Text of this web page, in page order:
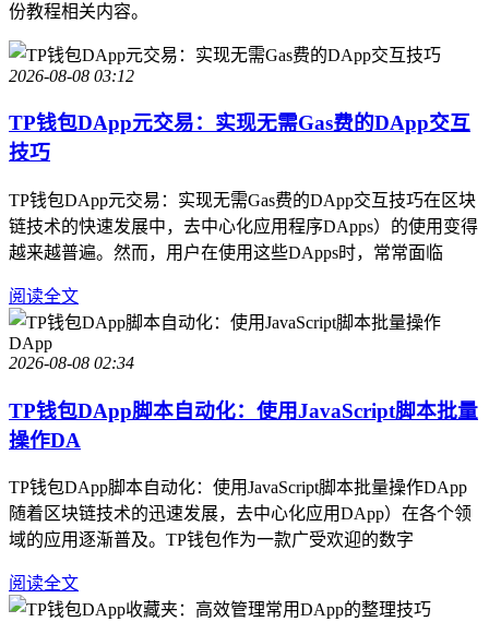
份教程相关内容。
2026-08-08 03:12
TP钱包DApp元交易：实现无需Gas费的DApp交互
技巧
TP钱包DApp元交易：实现无需Gas费的DApp交互技巧在区块
链技术的快速发展中，去中心化应用程序DApps）的使用变得
越来越普遍。然而，用户在使用这些DApps时，常常面临
阅读全文
2026-08-08 02:34
TP钱包DApp脚本自动化：使用JavaScript脚本批量
操作DA
TP钱包DApp脚本自动化：使用JavaScript脚本批量操作DApp
随着区块链技术的迅速发展，去中心化应用DApp）在各个领
域的应用逐渐普及。TP钱包作为一款广受欢迎的数字
阅读全文